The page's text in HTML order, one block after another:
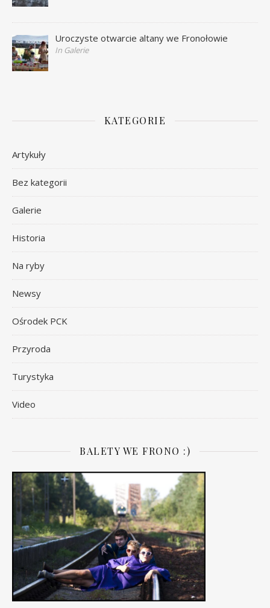
Uroczyste otwarcie altany we Fronołowie
In Galerie
KATEGORIE
Artykuły
Bez kategorii
Galerie
Historia
Na ryby
Newsy
Ośrodek PCK
Przyroda
Turystyka
Video
BALETY WE FRONO :)